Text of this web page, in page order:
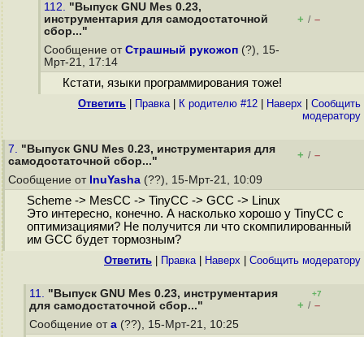
112. "Выпуск GNU Mes 0.23,
инструментария для самодостаточной
сбор..."
+ / –
Сообщение от Страшный рукожоп (?), 15-
Мрт-21, 17:14
Кстати, языки программирования тоже!
Ответить Правка| К родителю #12 Наверх
Cообщить
модератору
7. "Выпуск GNU Mes 0.23, инструментария для
самодостаточной сбор..."
+ / –
Сообщение от InuYasha (??), 15-Мрт-21, 10:09
Scheme -> MesCC -> TinyCC -> GCC -> Linux
Это интересно, конечно. А насколько хорошо у TinyCC с
оптимизациями? Не получится ли что скомпилированный
им GCC будет тормозным?
Ответить Правка| Наверх Cообщить модератору
11. "Выпуск GNU Mes 0.23, инструментария
для самодостаточной сбор..."
+7
+ / –
Сообщение от a (??), 15-Мрт-21, 10:25